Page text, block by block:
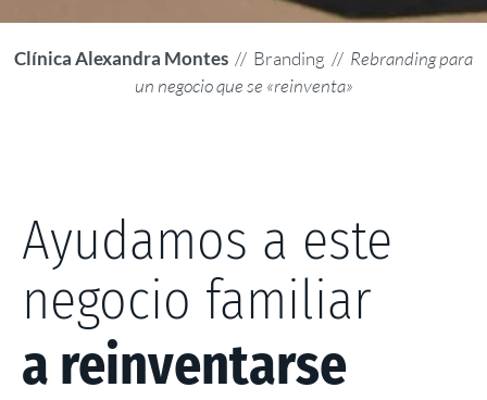
Clínica Alexandra Montes // Branding // Rebranding para
un negocio que se «reinventa»
Ayudamos a este
negocio familiar
a reinventarse